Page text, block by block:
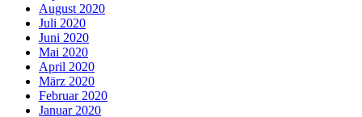
August 2020
Juli 2020
Juni 2020
Mai 2020
April 2020
März 2020
Februar 2020
Januar 2020